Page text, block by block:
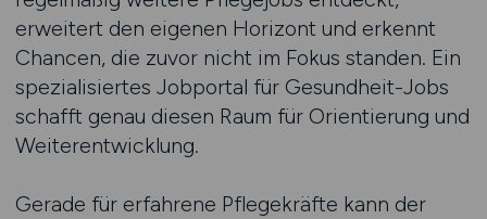
erweitert den eigenen Horizont und erkennt
Chancen, die zuvor nicht im Fokus standen. Ein
spezialisiertes Jobportal für Gesundheit-Jobs
schafft genau diesen Raum für Orientierung und
Weiterentwicklung.
Gerade für erfahrene Pflegekräfte kann der